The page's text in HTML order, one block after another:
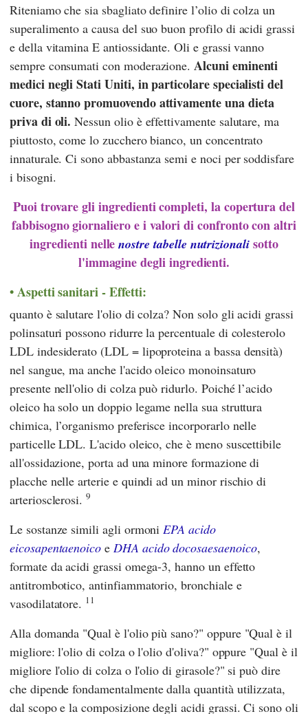
Riteniamo che sia sbagliato definire l’olio di colza un
superalimento a causa del suo buon profilo di acidi grassi
e della vitamina E antiossidante. Oli e grassi vanno
sempre consumati con moderazione. Alcuni eminenti
medici negli Stati Uniti, in particolare specialisti del
cuore, stanno promuovendo attivamente una dieta
priva di oli. Nessun olio è effettivamente salutare, ma
piuttosto, come lo zucchero bianco, un concentrato
innaturale. Ci sono abbastanza semi e noci per soddisfare
i bisogni.
Puoi trovare gli ingredienti completi, la copertura del
fabbisogno giornaliero e i valori di confronto con altri
ingredienti nellenostre tabelle nutrizionalisotto
l'immagine degli ingredienti.
Aspetti sanitari - Effetti:
quanto è salutare l'olio di colza? Non solo gli acidi grassi
polinsaturi possono ridurre la percentuale di colesterolo
LDL indesiderato (LDL = lipoproteina a bassa densità)
nel sangue, ma anche l'acido oleico monoinsaturo
presente nell'olio di colza può ridurlo. Poiché l’acido
oleico ha solo un doppio legame nella sua struttura
chimica, l’organismo preferisce incorporarlo nelle
particelle LDL. L'acido oleico, che è meno suscettibile
all'ossidazione, porta ad una minore formazione di
placche nelle arterie e quindi ad un minor rischio di
arteriosclerosi.9
Le sostanze simili agli ormoniEPA acido
eicosapentaenoico e DHA acido docosaesaenoico,
formate da acidi grassi omega-3, hanno un effetto
antitrombotico, antinfiammatorio, bronchiale e
vasodilatatore. 11
Alla domanda "Qual è l'olio più sano?" oppure "Qual è il
migliore: l'olio di colza o l'olio d'oliva?" oppure "Qual è il
migliore l'olio di colza o l'olio di girasole?" si può dire
che dipende fondamentalmente dalla quantità utilizzata,
dal scopo e la composizione degli acidi grassi. Ci sono oli